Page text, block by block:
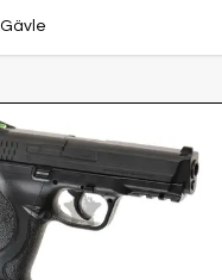
Gävle